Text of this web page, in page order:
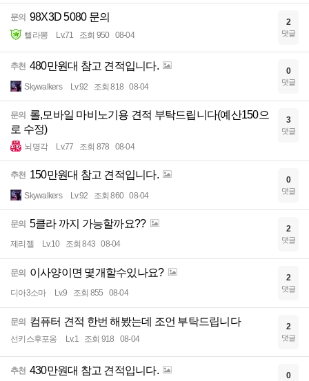
문의 98X3D 5080 문의
삘라뽕 Lv.71 조회 950 08-04
2
댓글
추천 480만원대 참고 견적입니다.
Skywalkers Lv.92 조회 818 08-04
0
댓글
문의 롤,모바일 마비노기용 견적 부탁드립니다(예산150으
로 수정)
뇌명각 Lv.77 조회 878 08-04
3
댓글
추천 150만원대 참고 견적입니다.
Skywalkers Lv.92 조회 860 08-04
0
댓글
문의 5클라 까지 가능할까요??
제리젤 Lv.10 조회 843 08-04
2
댓글
문의 이사양이면 몇개할수있나요?
디아3소마 Lv.9 조회 855 08-04
2
댓글
문의 컴퓨터 견적 한번 해봤는데 조언 부탁드립니다
선키스후포옹 Lv.1 조회 918 08-04
2
댓글
추천 430만원대 참고 견적입니다. 0